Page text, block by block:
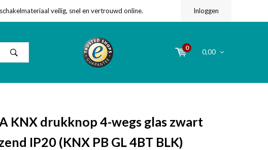
veilig, snel en vertrouwd online. Inloggen
0
0,00
KNX drukknop 4-wegs glas zwart
IP20 (KNX PB GL 4BT BLK)